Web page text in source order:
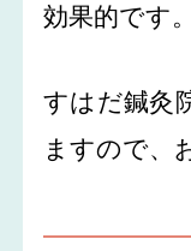
効果的です。
すはだ鍼灸
ますので、